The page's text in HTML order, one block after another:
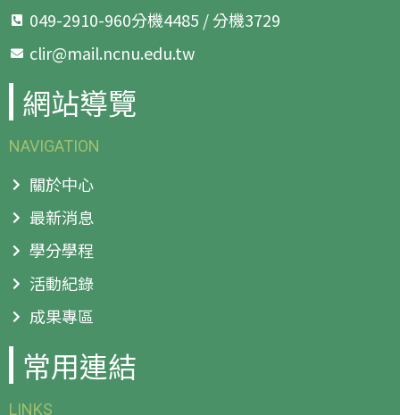
049-2910-960分機4485 / 分機3729
clir@mail.ncnu.edu.tw
網站導覽
NAVIGATION
關於中心
最新消息
學分學程
活動紀錄
成果專區
常用連結
LINKS